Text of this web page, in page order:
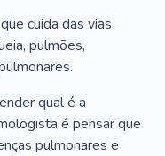
cuida das vias
pulmões,
qual é a
é pensar que
pulmonares e